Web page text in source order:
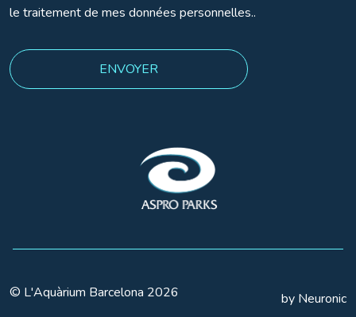
le traitement de mes données personnelles..
© L'Aquàrium Barcelona 2026 by Neuronic